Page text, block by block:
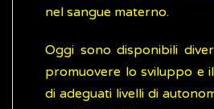
nel sangue materno.
Oggi sono disponibili
promuovere lo sviluppo e
di adeguati livelli di